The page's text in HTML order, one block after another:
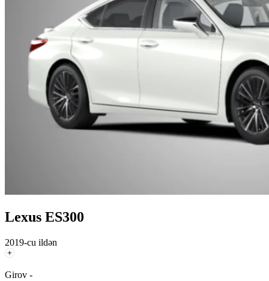
Lexus ES300
2019-cu ildən
Girov -